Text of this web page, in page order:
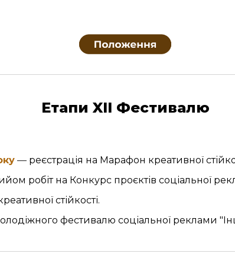
Етапи XIІ Фестивалю
—реєстрація на Марафон креативної
робітна Конкурс проєктів соціальної
стійкості.
фестивалю соціальної реклами